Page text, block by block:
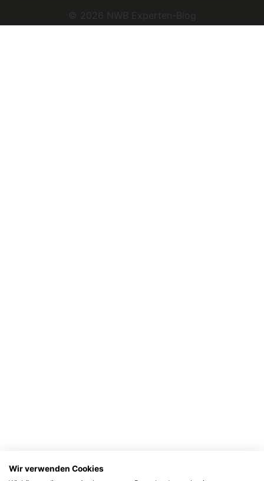
© 2026 NWB Experten-Blog
Wir verwenden Cookies